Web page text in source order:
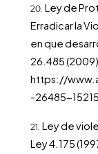
Ley de
Erradicar la
en que
26.485 (2009).
https://
-26485-
Ley de
Ley 4.175